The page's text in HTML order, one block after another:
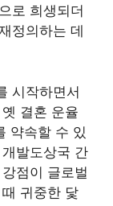
로 희생되더
정의하는 데
시작하면서
결혼 운율
약속할 수 있
발도상국 간
점이 글로벌
귀중한 닻